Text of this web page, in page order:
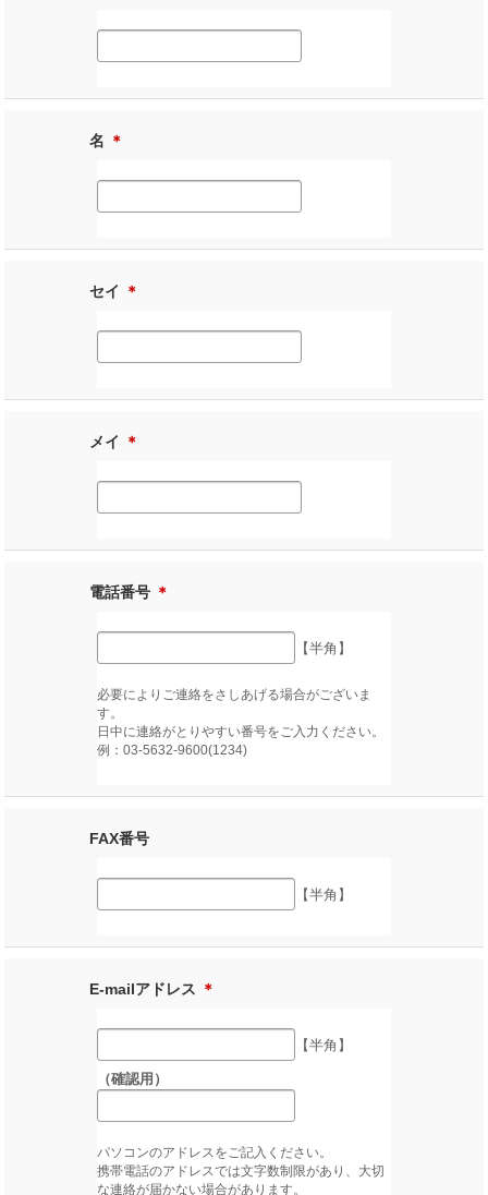
名 ＊
セイ ＊
メイ ＊
電話番号 ＊
【半角】
必要によりご連絡をさしあげる場合がございま
す。
日中に連絡がとりやすい番号をご入力ください。
例：03-5632-9600(1234)
FAX番号
【半角】
E-mailアドレス ＊
【半角】
（確認用）
パソコンのアドレスをご記入ください。
携帯電話のアドレスでは文字数制限があり、大切
な連絡が届かない場合があります。